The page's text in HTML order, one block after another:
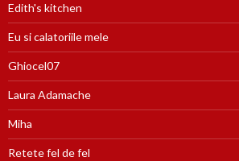
Edith's kitchen
Eu si calatoriile mele
Ghiocel07
Laura Adamache
Miha
Retete fel de fel